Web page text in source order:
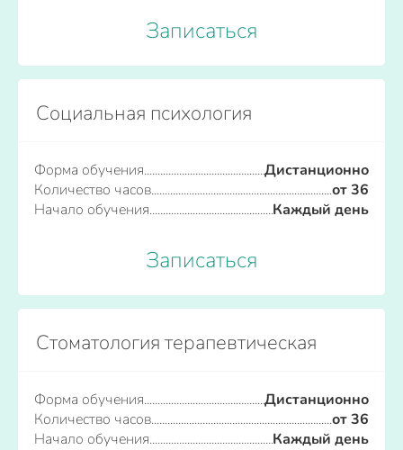
Записаться
Социальная психология
Форма обучения
Дистанционно
Количество часов
от 36
Начало обучения
Каждый день
Записаться
Стоматология терапевтическая
Форма обучения
Дистанционно
Количество часов
от 36
Начало обучения
Каждый день